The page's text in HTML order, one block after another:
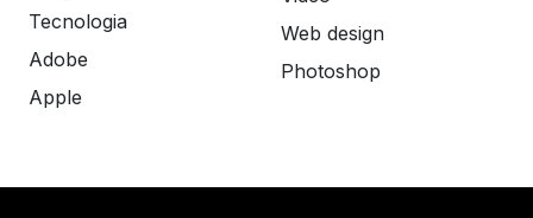
Tecnologia
Adobe
Apple
Web design
Photoshop